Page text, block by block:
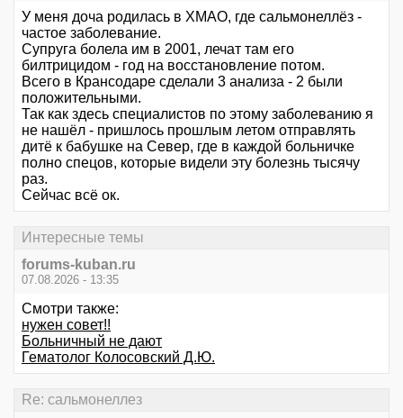
У меня доча родилась в ХМАО, где сальмонеллёз -
частое заболевание.
Супруга болела им в 2001, лечат там его
билтрицидом - год на восстановление потом.
Всего в Крансодаре сделали 3 анализа - 2 были
положительными.
Так как здесь специалистов по этому заболеванию я
не нашёл - пришлось прошлым летом отправлять
дитё к бабушке на Север, где в каждой больничке
полно спецов, которые видели эту болезнь тысячу
раз.
Сейчас всё ок.
Интересные темы
forums-kuban.ru
07.08.2026 - 13:35
Смотри также:
нужен совет!!
Больничный не дают
Гематолог Колосовский Д.Ю.
Re: сальмонеллез